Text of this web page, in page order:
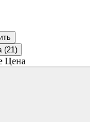
(21)
Цена